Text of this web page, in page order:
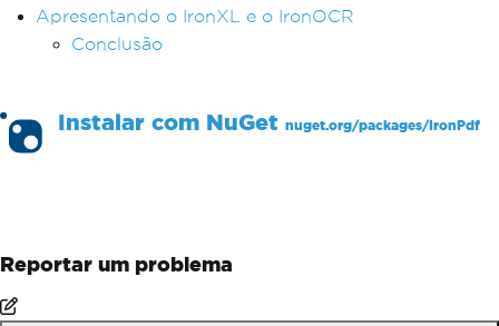
Apresentando o IronXL e o IronOCR
Conclusão
Instalar com NuGet nuget.org/packages/IronPdf
Reportar um problema